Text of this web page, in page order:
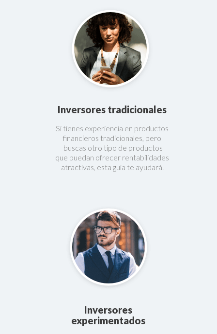
Inversores tradicionales
Si tienes experiencia en productos
financieros tradicionales, pero
buscas otro tipo de productos
que puedan ofrecer rentabilidades
atractivas, esta guía te ayudará.
Inversores
experimentados